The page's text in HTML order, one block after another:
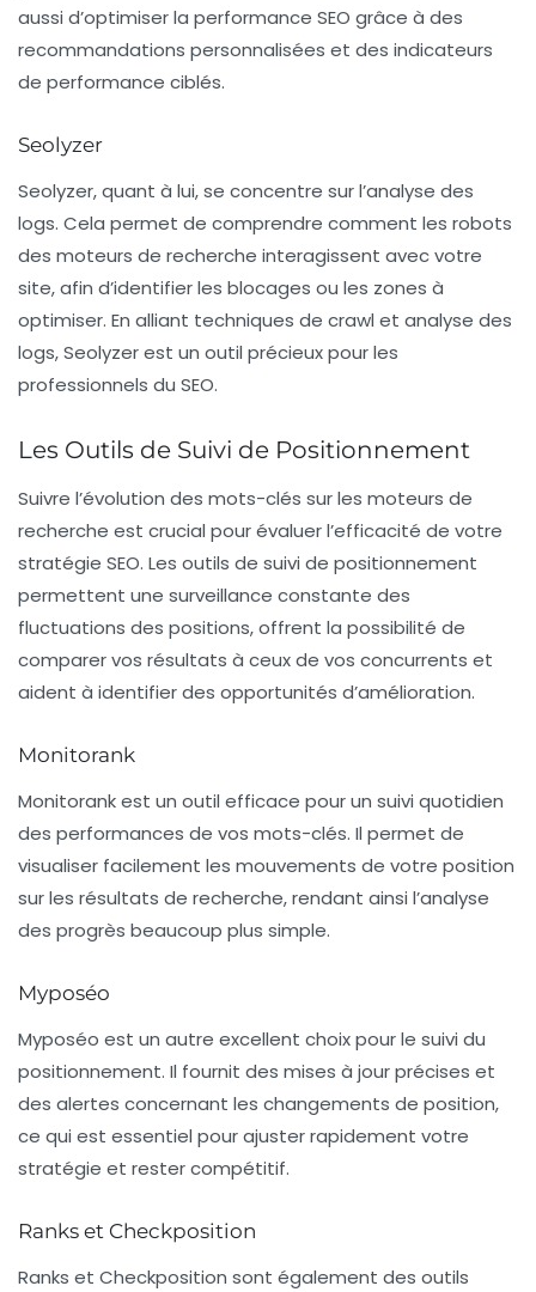
aussi d’optimiser la performance SEO grâce à des
recommandations personnalisées et des indicateurs
de performance ciblés.
Seolyzer
Seolyzer, quant à lui, se concentre sur l’analyse des
logs. Cela permet de comprendre comment les robots
des moteurs de recherche interagissent avec votre
site, afin d’identifier les blocages ou les zones à
optimiser. En alliant techniques de crawl et analyse des
logs, Seolyzer est un outil précieux pour les
professionnels du SEO.
Les Outils de Suivi de Positionnement
Suivre l’évolution des mots-clés sur les moteurs de
recherche est crucial pour évaluer l’efficacité de votre
stratégie SEO. Les outils de suivi de positionnement
permettent une surveillance constante des
fluctuations des positions, offrent la possibilité de
comparer vos résultats à ceux de vos concurrents et
aident à identifier des opportunités d’amélioration.
Monitorank
Monitorankest un outil efficace pour un suivi quotidien
des performances de vos mots-clés. Il permet de
visualiser facilement les mouvements de votre position
sur les résultats de recherche, rendant ainsi l’analyse
des progrès beaucoup plus simple.
Myposéo
Myposéo est un autre excellent choix pour le suivi du
positionnement. Il fournit des mises à jour précises et
des alertes concernant les changements de position,
ce qui est essentiel pour ajuster rapidement votre
stratégie et rester compétitif.
Ranks et Checkposition
Ranks et Checkposition sont également des outils